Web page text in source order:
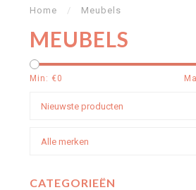
Home / Meubels
MEUBELS
Min: €0
CATEGORIEËN